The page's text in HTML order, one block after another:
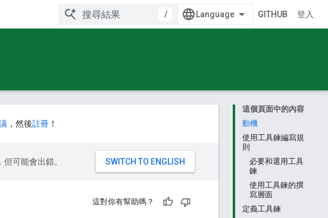
/ GITHUB 登入
這個頁面中的內容
動機
使用工具鍊編寫規
則
必要和選用工具
鍊
使用工具鍊的撰
寫層面
定義工具鍊
，然後註冊 ！
可能會出錯。
這對你有幫助嗎？